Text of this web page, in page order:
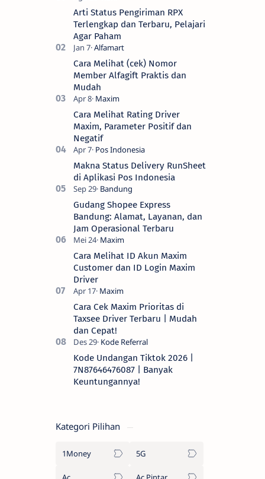
Arti Status Pengiriman RPX
Terlengkap dan Terbaru, Pelajari
Agar Paham
Cara Melihat (cek) Nomor
Member Alfagift Praktis dan
Mudah
Cara Melihat Rating Driver
Maxim, Parameter Positif dan
Negatif
Makna Status Delivery RunSheet
di Aplikasi Pos Indonesia
Gudang Shopee Express
Bandung: Alamat, Layanan, dan
Jam Operasional Terbaru
Cara Melihat ID Akun Maxim
Customer dan ID Login Maxim
Driver
Cara Cek Maxim Prioritas di
Taxsee Driver Terbaru | Mudah
dan Cepat!
Kode Undangan Tiktok 2026 |
7N87646476087 | Banyak
Keuntungannya!
Kategori Pilihan
1Money 5G